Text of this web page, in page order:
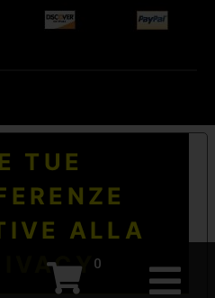
0
TUE
ALLA